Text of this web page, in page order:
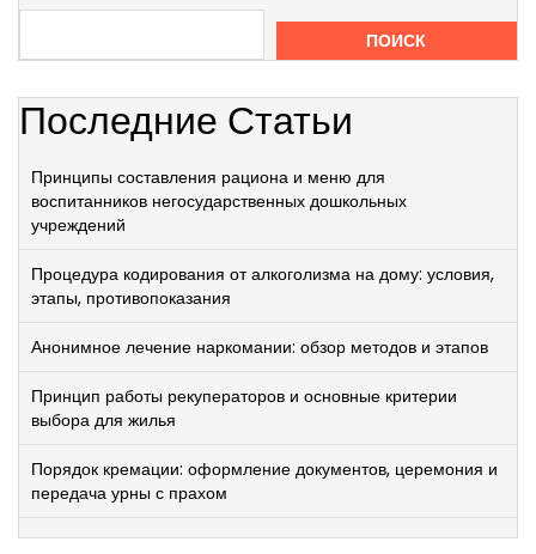
ПОИСК
Последние Статьи
Принципы составления рациона и меню для
воспитанников негосударственных дошкольных
учреждений
Процедура кодирования от алкоголизма на дому: условия,
этапы, противопоказания
Анонимное лечение наркомании: обзор методов и этапов
Принцип работы рекуператоров и основные критерии
выбора для жилья
Порядок кремации: оформление документов, церемония и
передача урны с прахом